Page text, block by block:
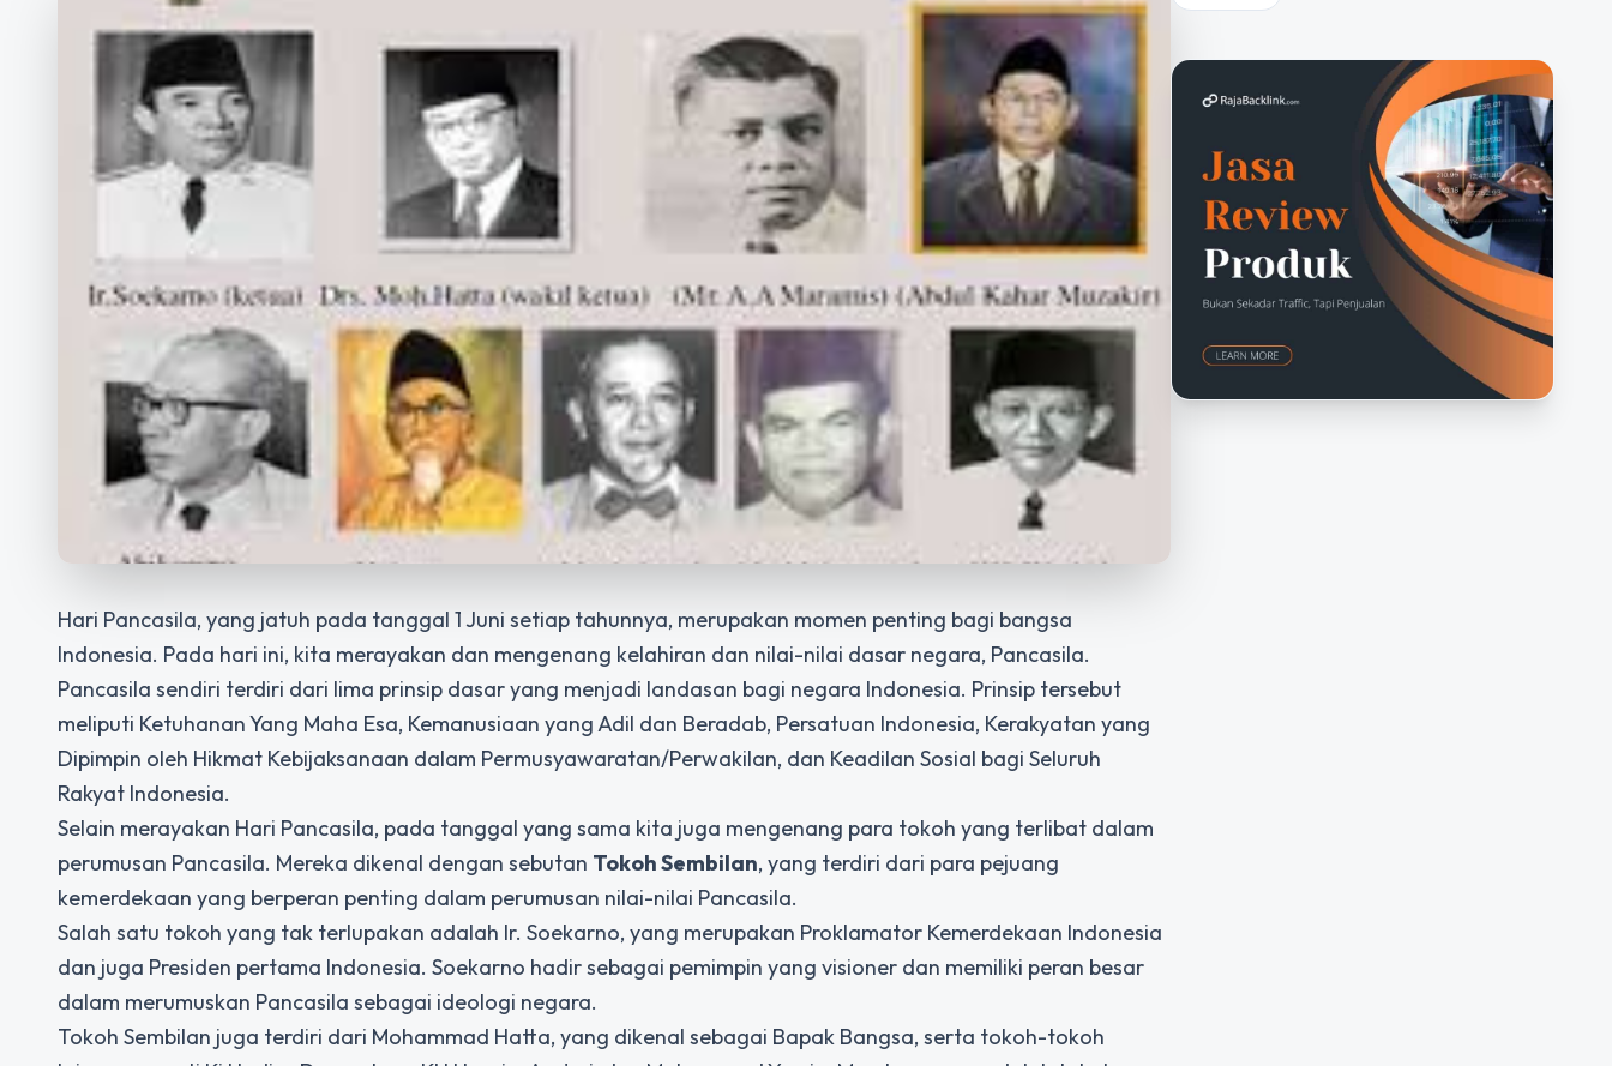
Hari Pancasila, yang jatuh pada tanggal 1 Juni setiap tahunnya, merupakan momen penting bagi bangsa
Indonesia. Pada hari ini, kita merayakan dan mengenang kelahiran dan nilai-nilai dasar negara, Pancasila.
Pancasila sendiri terdiri dari lima prinsip dasar yang menjadi landasan bagi negara Indonesia. Prinsip tersebut
meliputi Ketuhanan Yang Maha Esa, Kemanusiaan yang Adil dan Beradab, Persatuan Indonesia, Kerakyatan yang
Dipimpin oleh Hikmat Kebijaksanaan dalam Permusyawaratan/Perwakilan, dan Keadilan Sosial bagi Seluruh
Rakyat Indonesia.
Selain merayakan Hari Pancasila, pada tanggal yang sama kita juga mengenang para tokoh yang terlibat dalam
perumusan Pancasila. Mereka dikenal dengan sebutan Tokoh Sembilan, yang terdiri dari para pejuang
kemerdekaan yang berperan penting dalam perumusan nilai-nilai Pancasila.
Salah satu tokoh yang tak terlupakan adalah Ir. Soekarno, yang merupakan Proklamator Kemerdekaan Indonesia
dan juga Presiden pertama Indonesia. Soekarno hadir sebagai pemimpin yang visioner dan memiliki peran besar
dalam merumuskan Pancasila sebagai ideologi negara.
Tokoh Sembilan juga terdiri dari Mohammad Hatta, yang dikenal sebagai Bapak Bangsa, serta tokoh-tokoh